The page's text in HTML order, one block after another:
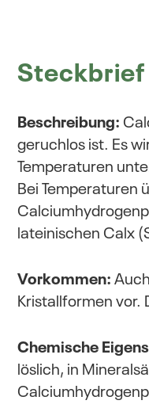
Beschreibung:
geruchlos ist. Es
Temperaturen
Bei Temperaturen
lateinischen Calx
Vorkommen:
Kristallformen vor.
Chemische
löslich, in